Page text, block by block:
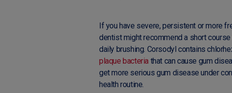
If you have severe, persistent or more
dentist might recommend a short
daily brushing. Corsodyl contains
plaque bacteria that can cause gum
get more serious gum disease under
health routine.